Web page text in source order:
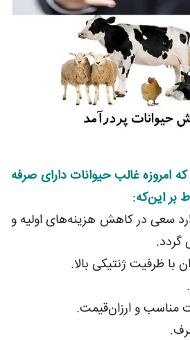
امروزه غالب حیوانات دارای صرفه
بر این‌که:
سعی در کاهش هزینه‌های اولیه و
گردد.